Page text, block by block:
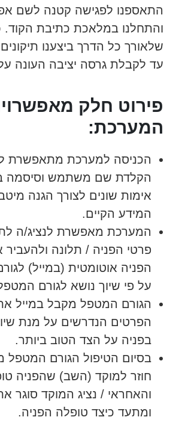
התאספנו לפגישה קטנה לשם
והתחלנו במלאכת כתיבת הקוד.
שלאורך כל הדרך ביצענו תיקונים
עד לקבלת גרסה יציבה העונה
פירוט חלק
המערכת:
הכניסה למערכת מתאפשרת
הקלדת שם משתמש וסיסמה
אימות שונים לצורך הגנה
המידע הקיים.
המערכת מאפשרת לנציג/ה
פרטי הפניה / תלונה ולהעביר
הפניה אוטומטית (במייל)
על פי שיוך נושא לגורם
הגורם המטפל מקבל במייל
הפרטים הנדרשים על מנת
בפניה על הצד הטוב ביותר.
בסיום הטיפול הגורם המטפל
חוזר למוקד (השב) שהפניה
והאחראי / נציג המוקד סוגר
ומתעד כיצד טופלה הפניה.